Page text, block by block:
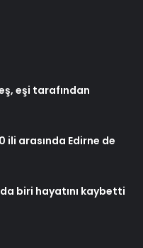
eşi tarafından
ili arasında Edirne de
biri hayatını kaybetti